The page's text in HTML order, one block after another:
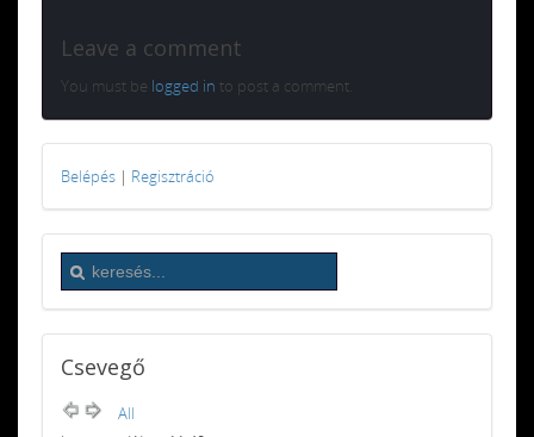
Leave a comment
You must be logged in to post a comment.
Belépés | Regisztráció
Csevegő
All